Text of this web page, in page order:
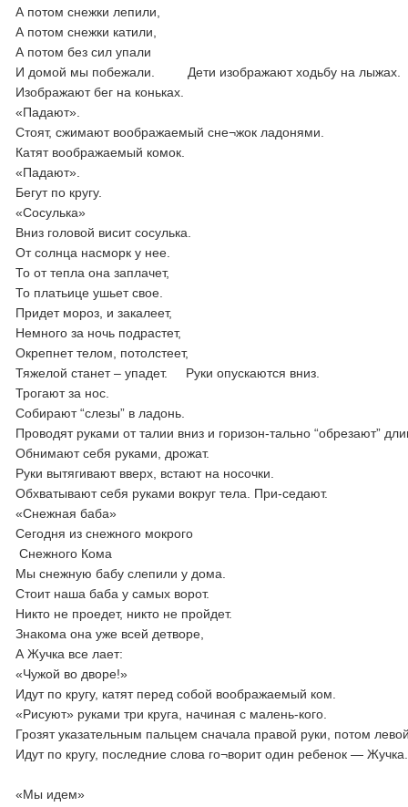
А потом снежки лепили,
А потом снежки катили,
А потом без сил упали
И домой мы побежали. Дети изображают ходьбу на лыжах.
Изображают бег на коньках.
«Падают».
Стоят, сжимают воображаемый сне¬жок ладонями.
Катят воображаемый комок.
«Падают».
Бегут по кругу.
«Сосулька»
Вниз головой висит сосулька.
От солнца насморк у нее.
То от тепла она заплачет,
То платьице ушьет свое.
Придет мороз, и закалеет,
Немного за ночь подрастет,
Окрепнет телом, потолстеет,
Тяжелой станет – упадет. Руки опускаются вниз.
Трогают за нос.
Собирают “слезы” в ладонь.
Проводят руками от талии вниз и горизон-тально “обрезают”
Обнимают себя руками, дрожат.
Руки вытягивают вверх, встают на носочки.
Обхватывают себя руками вокруг тела. При-седают.
«Снежная баба»
Сегодня из снежного мокрого
Снежного Кома
Мы снежную бабу слепили у дома.
Стоит наша баба у самых ворот.
Никто не проедет, никто не пройдет.
Знакома она уже всей детворе,
А Жучка все лает:
«Чужой во дворе!»
Идут по кругу, катят перед собой воображаемый ком.
«Рисуют» руками три круга, начиная с малень-кого.
Грозят указательным пальцем сначала правой руки, потом
Идут по кругу, последние слова го¬ворит один ребенок — Жучка.
«Мы идем»